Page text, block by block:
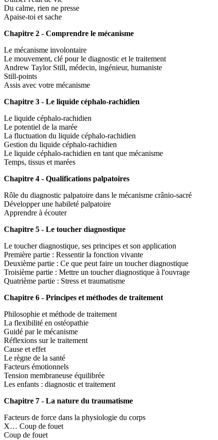
Du calme, rien ne presse
Apaise-toi et sache
Chapitre 2 - Comprendre le mécanisme
Le mécanisme involontaire
Le mouvement, clé pour le diagnostic et le traitement
Andrew Taylor Still, médecin, ingénieur, humaniste
Still-points
Assis avec votre mécanisme
Chapitre 3 - Le liquide céphalo-rachidien
Le liquide céphalo-rachidien
Le potentiel de la marée
La fluctuation du liquide céphalo-rachidien
Gestion du liquide céphalo-rachidien
Le liquide céphalo-rachidien en tant que mécanisme
Temps, tissus et marées
Chapitre 4 - Qualifications palpatoires
Rôle du diagnostic palpatoire dans le mécanisme crânio-sacré
Développer une habileté palpatoire
Apprendre à écouter
Chapitre 5 - Le toucher diagnostique
Le toucher diagnostique, ses principes et son application
Première partie : Ressentir la fonction vivante
Deuxième partie : Ce que peut faire un toucher diagnostique
Troisième partie : Mettre un toucher diagnostique à l'ouvrage
Quatrième partie : Stress et traumatisme
Chapitre 6 - Principes et méthodes de traitement
Philosophie et méthode de traitement
La flexibilité en ostéopathie
Guidé par le mécanisme
Réflexions sur le traitement
Cause et effet
Le règne de la santé
Facteurs émotionnels
Tension membraneuse équilibrée
Les enfants : diagnostic et traitement
Chapitre 7 - La nature du traumatisme
Facteurs de force dans la physiologie du corps
X… Coup de fouet
Coup de fouet